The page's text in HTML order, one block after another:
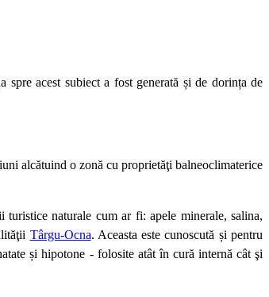
acest subiect a fost generată și de dorința de
alcătuind o zonă cu proprietăţi balneoclimaterice
naturale cum ar fi: apele minerale, salina,
Târgu-Ocna. Aceasta este cunoscută și pentru
și hipotone - folosite atât în cură internă cât şi